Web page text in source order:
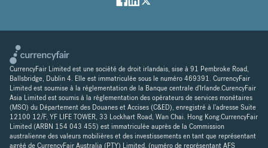
CurrencyFair Limited est une société de droit irlandais, sise à 91 Pembroke Road,
Ballsbridge, Dublin 4. Elle est immatriculée sous le numéro 469391. CurrencyFair
Limited est soumise à la réglementation de la Banque centrale d'Irlande.CurencyFair
Asia Limited est soumis à la réglementation des opérateurs de services monétaires
(MSO) du Département des Douanes et Accises (C&ED), enregistré à l'adresse Suite
12100 12/F, YF LIFE TOWER, 33 Lockhart Road, Wan Chai. Hong Kong.CurrencyFair
Limited (ARBN 154 043 455) est immatriculée auprès de la Commission
australienne des valeurs mobilières et des investissements en tant que représentant
agréé de CurrencyFair Australia (PTY) Limited, (numéro de représentant AFS